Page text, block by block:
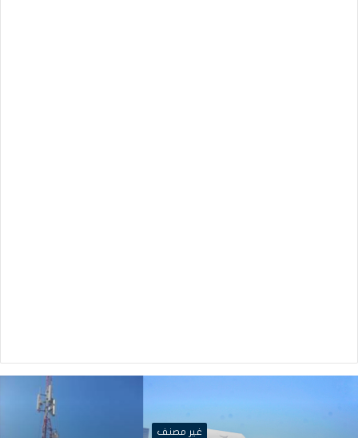
غير مصنف